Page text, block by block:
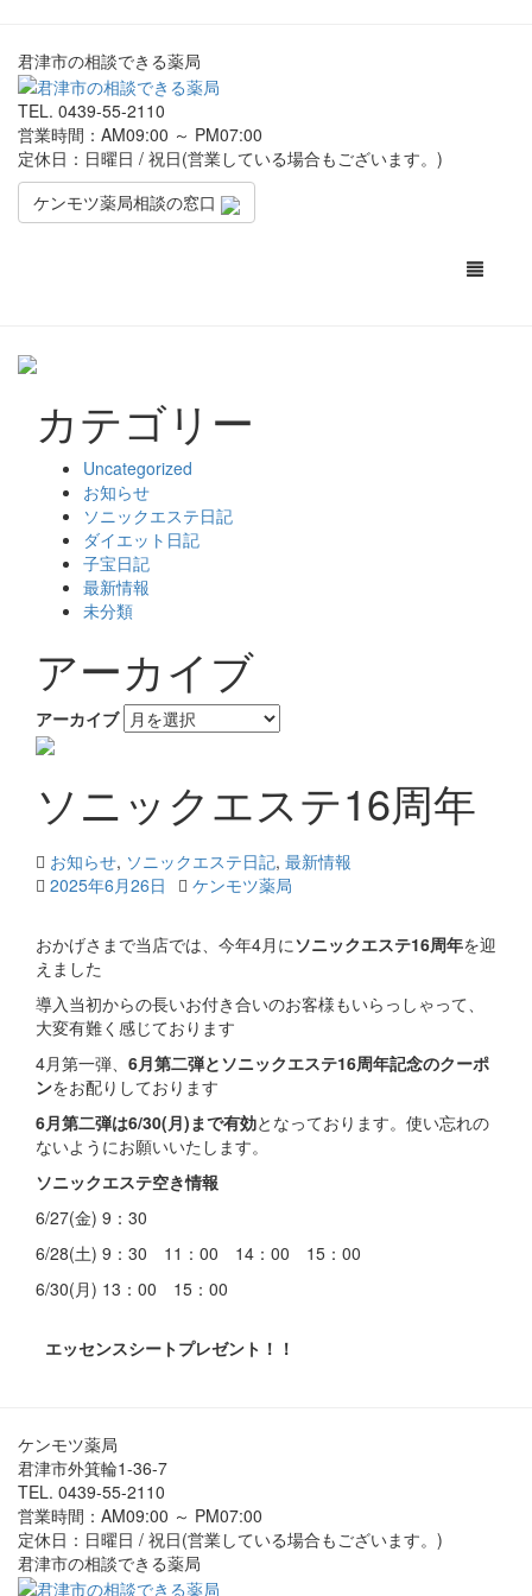
君津市の相談できる薬局
TEL. 0439-55-2110
営業時間：AM09:00 ～ PM07:00
定休日：日曜日 / 祝日(営業している場合もございます。)
ケンモツ薬局相談の窓口
Toggle
カテゴリー
Uncategorized
お知らせ
ソニックエステ日記
ダイエット日記
子宝日記
最新情報
未分類
アーカイブ
アーカイブ
ソニックエステ16周年
お知らせ, ソニックエステ日記, 最新情報
2025年6月26日
ケンモツ薬局
おかげさまで当店では、今年4月に ソニックエステ16周年を迎
えました
導入当初からの長いお付き合いのお客様もいらっしゃって、
大変有難く感じております
4月第一弾、 6月第二弾とソニックエステ16周年記念のクーポ
ンをお配りしております
6月第二弾は6/30(月)まで有効となっております。使い忘れの
ないようにお願いいたします。
ソニックエステ空き情報
6/27(金) 9：30
6/28(土) 9：30 11：00 14：00 15：00
6/30(月) 13：00 15：00
エッセンスシートプレゼント！！
ケンモツ薬局
君津市外箕輪1-36-7
TEL. 0439-55-2110
営業時間：AM09:00 ～ PM07:00
定休日：日曜日 / 祝日(営業している場合もございます。)
君津市の相談できる薬局